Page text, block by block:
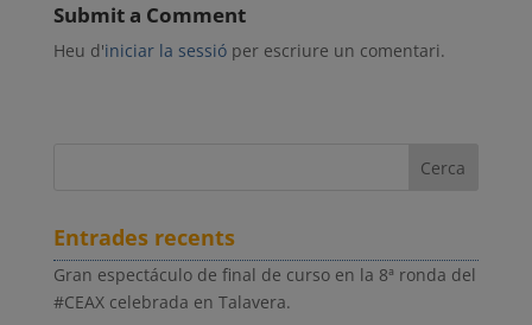
Submit a Comment
Heu d'iniciar la sessióper escriure un comentari.
Entrades recents
Gran espectáculo de final de curso en la 8ª ronda del
#CEAX celebrada en Talavera.